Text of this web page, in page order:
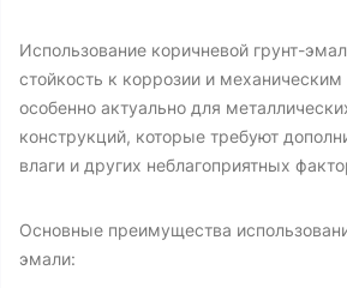
Использование коричневой грунт-
стойкость к коррозии и
особенно актуально для
конструкций, которые требуют
влаги и других неблагоприятных
Основные преимущества
эмали: